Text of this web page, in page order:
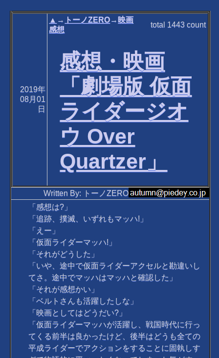
2019年
08月01
日
▲ → トーノZERO→ 映画
感想
total 1443 count
感想・映画
「劇場版 仮面
ライダージオ
ウ Over
Quartzer」
Written By: トーノZERO
「感想は?」
「追跡、撲滅、いずれもマッハ!」
「えー」
「仮面ライダーマッハ!」
「それがどうした」
「いや、途中で仮面ライダーアクセルと勘違いし
てさ。途中でマッハはマッハと確認した」
「それが感想かい」
「ベルトさんも活躍したしな」
「映画としてはどうだい?」
「仮面ライダーマッハが活躍し、戦国時代に行っ
てくる前半は良かったけど、後半はどうも全ての
平成ライダーでアクションをすることに固執しす